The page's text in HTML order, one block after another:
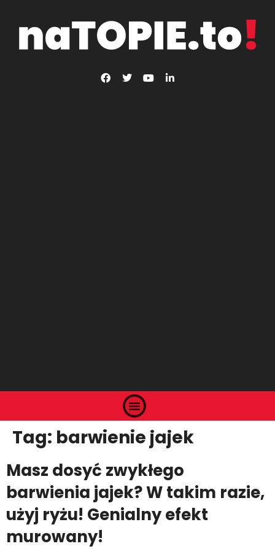
Tag: barwienie jajek
Masz dosyć zwykłego
barwienia jajek? W takim razie,
użyj ryżu! Genialny efekt
murowany!